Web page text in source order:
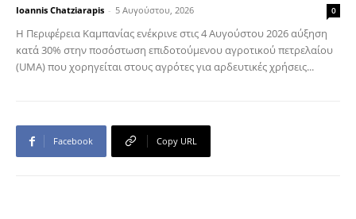
Ioannis Chatziarapis - 5 Αυγούστου, 2026 0
Η Περιφέρεια Καμπανίας ενέκρινε στις 4 Αυγούστου 2026 αύξηση
κατά 30% στην ποσόστωση επιδοτούμενου αγροτικού πετρελαίου
(UMA) που χορηγείται στους αγρότες για αρδευτικές χρήσεις...
Facebook Copy URL